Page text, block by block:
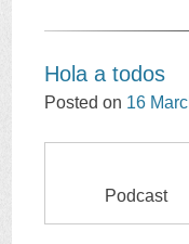
Hola a todos
Posted on 16
Podcast